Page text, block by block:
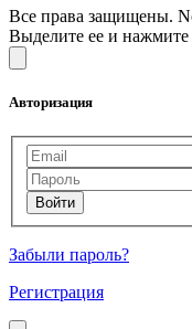
Все права защищены.
Выделите ее и нажмите
Авторизация
Забыли пароль?
Регистрация